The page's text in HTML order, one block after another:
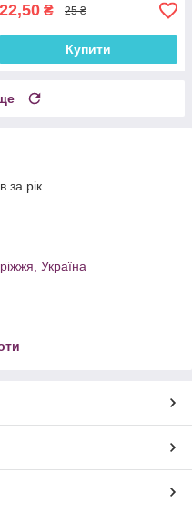
22,50 ₴ 25 ₴
Купити
за рік
Україна